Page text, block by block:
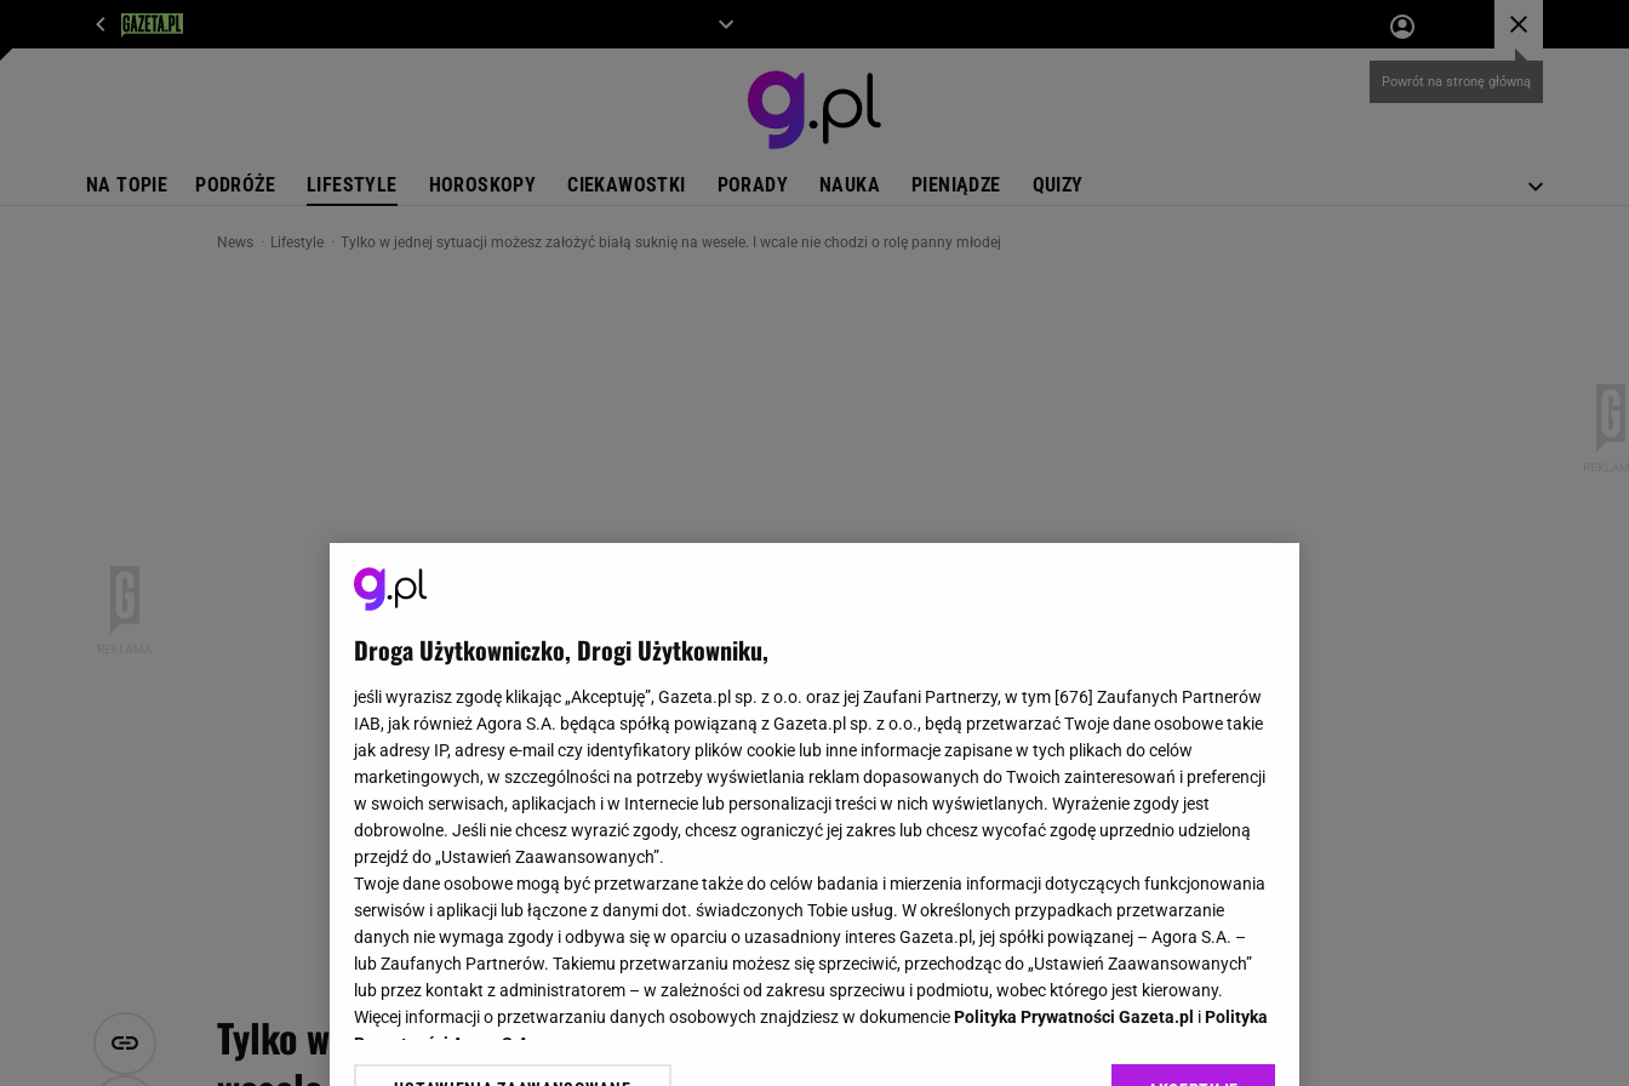
NA TOPIE PODRÓŻE LIFESTYLE HOROSKOPY CIEKAWOSTKI PORADY NAUKA PIENIĄDZE QUIZY
News Lifestyle Tylko w jednej sytuacji możesz założyć białą suknię na wesele. I wcale nie chodzi o rolę panny młodej
Tylko w jednej sytuacji możesz założyć białą suknię na
Droga Użytkowniczko, Drogi Użytkowniku,
jeśli wyrazisz zgodę klikając „Akceptuję”, Gazeta.pl sp. z o.o. oraz jej Zaufani Partnerzy, w tym [676] Zaufanych Partnerów
IAB, jak również Agora S.A. będąca spółką powiązaną z Gazeta.pl sp. z o.o., będą przetwarzać Twoje dane osobowe takie
jak adresy IP, adresy e-mail czy identyfikatory plików cookie lub inne informacje zapisane w tych plikach do celów
marketingowych, w szczególności na potrzeby wyświetlania reklam dopasowanych do Twoich zainteresowań i preferencji
w swoich serwisach, aplikacjach i w Internecie lub personalizacji treści w nich wyświetlanych. Wyrażenie zgody jest
dobrowolne. Jeśli nie chcesz wyrazić zgody, chcesz ograniczyć jej zakres lub chcesz wycofać zgodę uprzednio udzieloną
przejdź do „Ustawień Zaawansowanych”.
Twoje dane osobowe mogą być przetwarzane także do celów badania i mierzenia informacji dotyczących funkcjonowania
serwisów i aplikacji lub łączone z danymi dot. świadczonych Tobie usług. W określonych przypadkach przetwarzanie
danych nie wymaga zgody i odbywa się w oparciu o uzasadniony interes Gazeta.pl, jej spółki powiązanej – Agora S.A. –
lub Zaufanych Partnerów. Takiemu przetwarzaniu możesz się sprzeciwić, przechodząc do „Ustawień Zaawansowanych”
lub przez kontakt z administratorem – w zależności od zakresu sprzeciwu i podmiotu, wobec którego jest kierowany.
Więcej informacji o przetwarzaniu danych osobowych znajdziesz w dokumenciePolityka Prywatności Gazeta.pl iPolityka
Prywatności Agora S.A.